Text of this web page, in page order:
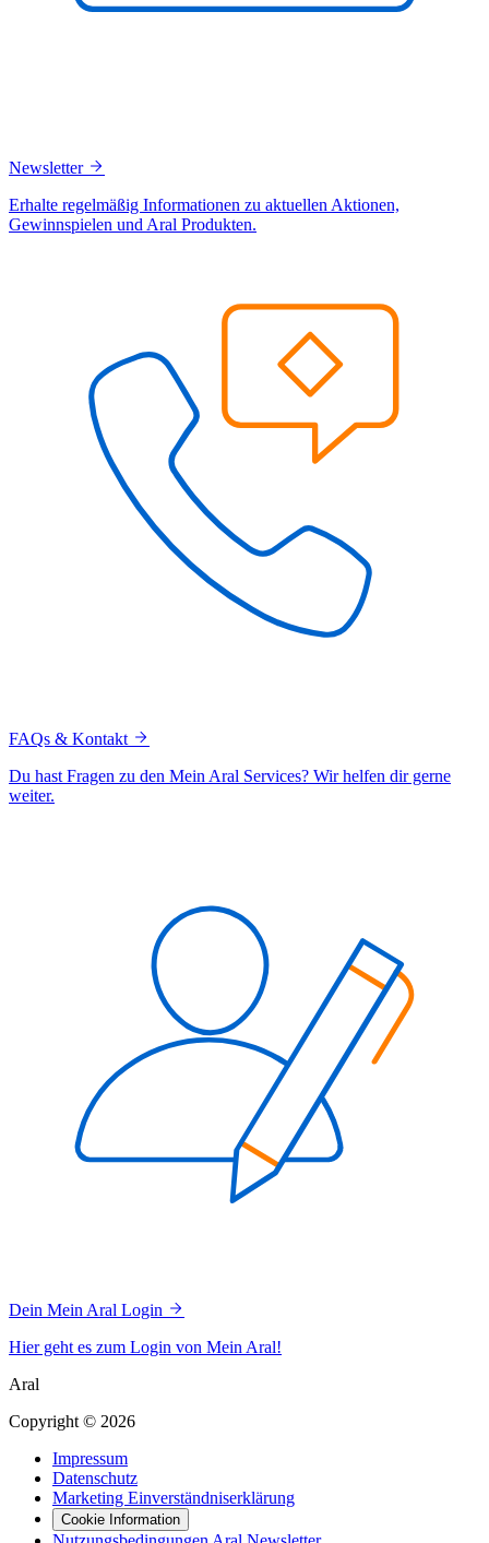
Newsletter
Erhalte regelmäßig Informationen zu aktuellen Aktionen,
Gewinnspielen und Aral Produkten.
FAQs & Kontakt
Du hast Fragen zu den Mein Aral Services? Wir helfen dir gerne
weiter.
Dein Mein Aral Login
Hier geht es zum Login von Mein Aral!
Aral
Copyright © 2026
Impressum
Datenschutz
Marketing Einverständniserklärung
Cookie Information